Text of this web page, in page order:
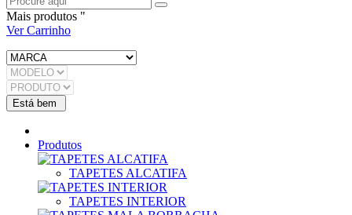
Mais produtos "
Ver Carrinho
Produtos
TAPETES ALCATIFA
TAPETES INTERIOR